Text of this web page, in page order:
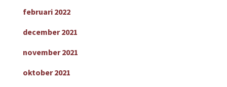
februari 2022
december 2021
november 2021
oktober 2021